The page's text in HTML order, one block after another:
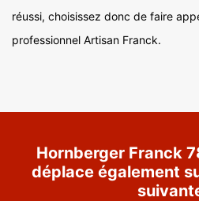
réussi, choisissez donc de faire
professionnel Artisan Franck.
Hornberger Franck
déplace également